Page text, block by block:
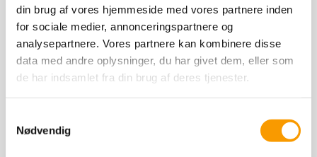
din brug af vores hjemmeside med vores partnere inden
for sociale medier, annonceringspartnere og
analysepartnere. Vores partnere kan kombinere disse
data med andre oplysninger, du har givet dem, eller som
de har indsamlet fra din brug af deres tjenester.
Nødvendig
Med sejren i hus valgte Danmarks sidste rytter,
Andreas Schou på Darc De Lux – en 14-årig holstener-
hingst, som red fejlfrit i første runde – at spare Darc
de Lux og dermed ikke ride.
Polen tog andenpladsen efter stærke præstationer fra
Wojcianiec på Aliean Zin’Galeriani, som tilsammen kun